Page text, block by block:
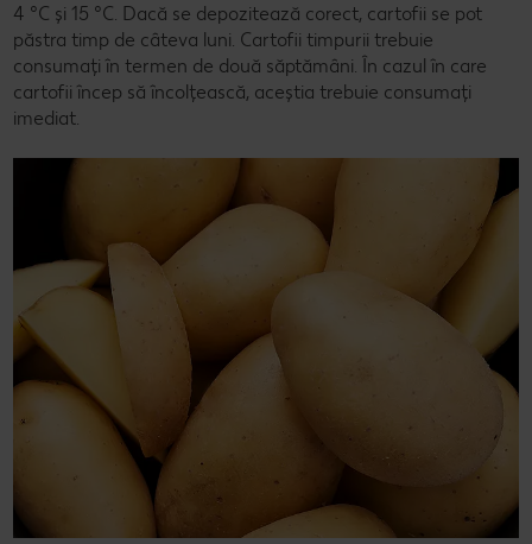
4 °C și 15 °C. Dacă se depozitează corect, cartofii se pot
păstra timp de câteva luni. Cartofii timpurii trebuie
consumați în termen de două săptămâni. În cazul în care
cartofii încep să încolțească, aceștia trebuie consumați
imediat.